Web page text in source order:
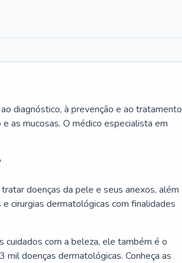
diagnóstico, à prevenção e ao tratamento
as mucosas. O médico especialista em
doenças da pele e seus anexos, além
cirurgias dermatológicas com finalidades
com a beleza, ele também é o
doenças dermatológicas. Conheça as